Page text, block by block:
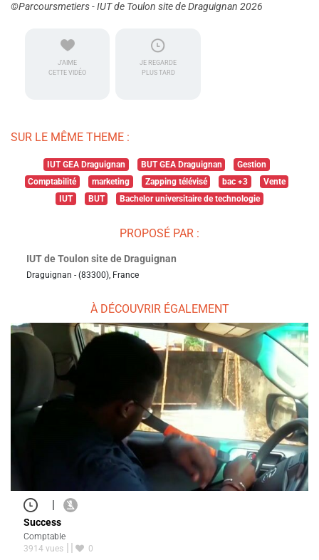
©Parcoursmetiers - IUT de Toulon site de Draguignan 2026
J'AIME
CETTE VIDÉO
JE REGARDE
PLUS TARD
SUR LE MÊME THEME :
IUT GEA Draguignan BUT GEA Draguignan
Gestion
Comptabilité
marketing Zapping télévisé bac +3
Vente
IUT
BUT Bachelor universitaire de technologie
PROPOSÉ PAR :
IUT de Toulon site de Draguignan
Draguignan - (83300), France
À DÉCOUVRIR ÉGALEMENT
|
Success
Comptable
3914 vues
0